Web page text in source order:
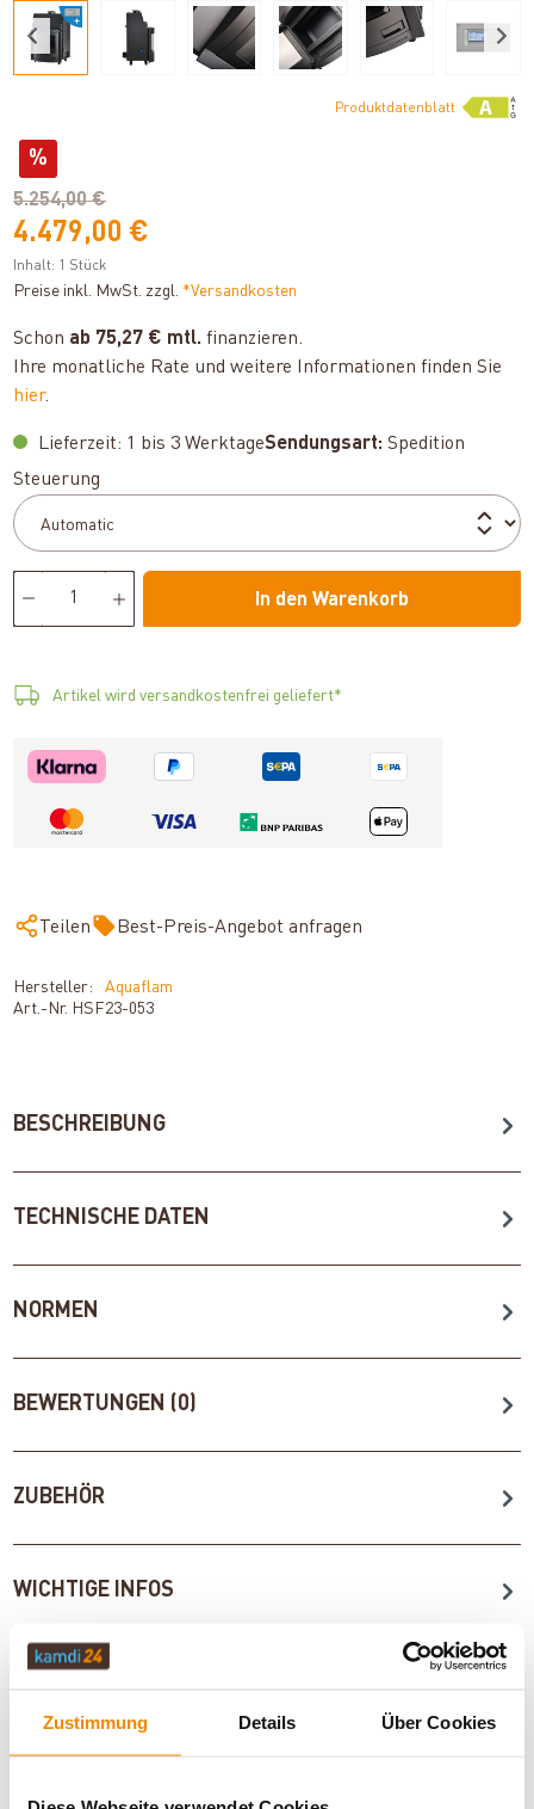
Zustimmung Details Über Cookies
Produktdatenblatt
%
5.254,00 €
4.479,00 €
Inhalt: 1 Stück
Preise inkl. MwSt. zzgl. *Versandkosten
Schon ab 75,27 € mtl. finanzieren.
Ihre monatliche Rate und weitere Informationen finden Sie
hier.
Lieferzeit: 1 bis 3 WerktageSendungsart: Spedition
Steuerung
In den Warenkorb
Artikel wird versandkostenfrei geliefert*
Teilen Best-Preis-Angebot anfragen
Hersteller:
Aquaflam
Art.-Nr. HSF23-053
BESCHREIBUNG
TECHNISCHE DATEN
NORMEN
BEWERTUNGEN (0)
ZUBEHÖR
WICHTIGE INFOS
Dieses Produkt finden Sie unter: